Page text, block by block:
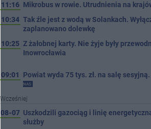
11:16 Mikrobus w rowie. Utrudnienia na
10:34 Tak źle jest z wodą w Solankach.
zaplanowano dolewkę
10:25 Z żałobnej karty. Nie żyje były
Inowrocławia
09:01 Powiat wyda 75 tys. zł. na salę
NAS
Wcześniej
08-07 Uszkodzili gazociąg i linię
służby